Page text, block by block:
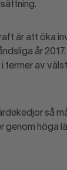
är att öka
år
termer av
så
genom höga